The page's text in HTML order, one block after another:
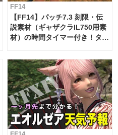
FF14
【FF14】パッチ7.3 刻限・伝
説素材（ギャザクラIL750用素
材）の時間タイマー付き！タイ